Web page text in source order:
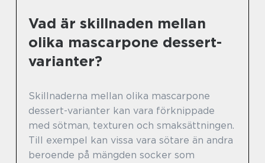
Vad är skillnaden mellan
olika mascarpone dessert-
varianter?
Skillnaderna mellan olika mascarpone
dessert-varianter kan vara förknippade
med sötman, texturen och smaksättningen.
Till exempel kan vissa vara sötare än andra
beroende på mängden socker som